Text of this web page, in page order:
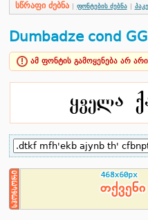
სწრაფი ძებნა ფონტების ძებნა
Dumbadze cond
ამ ფონტის გამოყენება არ